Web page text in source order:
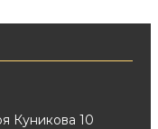
Куникова 10